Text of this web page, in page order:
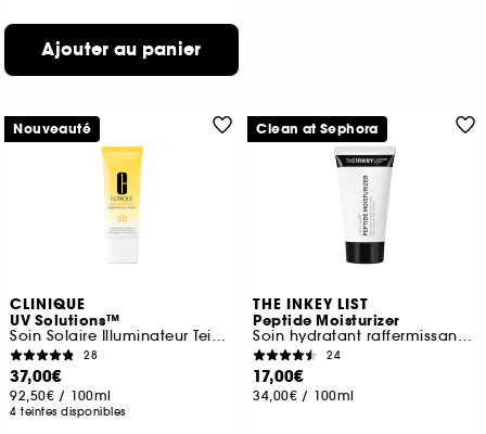
Ajouter au panier
CLINIQUE
UV Solutions™
Soin Solaire Illuminateur Teinté​ SPF 50
28
37,00€
92,50€ / 100ml
4 teintes disponibles
Nouveauté
THE INKEY LIST
Peptide Moisturizer
Soin hydratant raffermissant aux peptides
24
17,00€
34,00€ / 100ml
Clean at Sephora